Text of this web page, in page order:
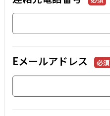
Eメールアドレス 必須